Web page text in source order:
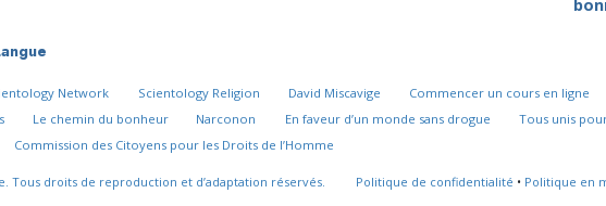
Network Scientology Religion David Miscavige Commencer un cours en ligne
Le chemin du bonheur Narconon En faveur d’un monde sans drogue
Tous unis
Commission des Citoyens pour les Droits de l’Homme
Tous droits de reproduction et d’adaptation réservés. Politique de confidentialité • Politique en